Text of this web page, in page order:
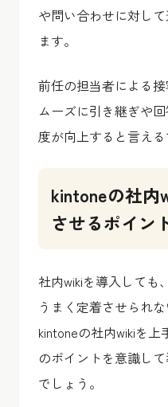
や問い合わせに対し
ます。
前任の担当者による
ムーズに引き継ぎや
度が向上すると言える
kintoneの社内
させるポイン
社内wikiを導入しても
うまく定着させられ
kintoneの社内wikiを
のポイントを意識し
でしょう。